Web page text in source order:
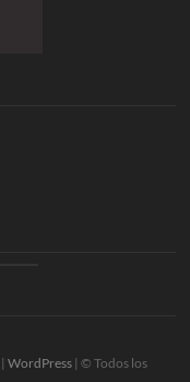
o
|WordPress | © Todos los